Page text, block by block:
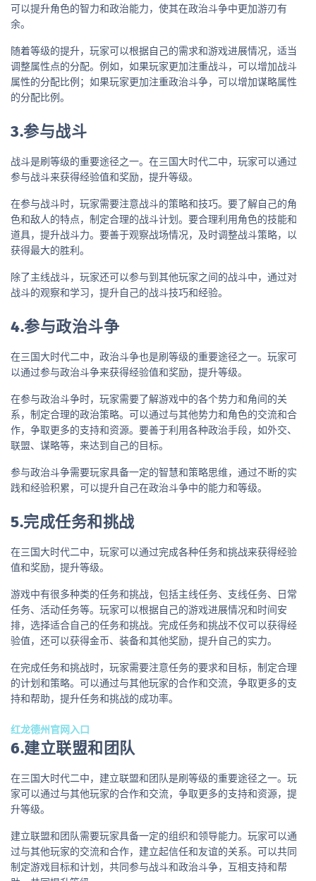
可以提升角色的智力和政治能力，使其在政治斗争中更加游刃有
余。
随着等级的提升，玩家可以根据自己的需求和游戏进展情况，适当
调整属性点的分配。例如，如果玩家更加注重战斗，可以增加战斗
属性的分配比例；如果玩家更加注重政治斗争，可以增加谋略属性
的分配比例。
3.参与战斗
战斗是刷等级的重要途径之一。在三国大时代二中，玩家可以通过
参与战斗来获得经验值和奖励，提升等级。
在参与战斗时，玩家需要注意战斗的策略和技巧。要了解自己的角
色和敌人的特点，制定合理的战斗计划。要合理利用角色的技能和
道具，提升战斗力。要善于观察战场情况，及时调整战斗策略，以
获得最大的胜利。
除了主线战斗，玩家还可以参与到其他玩家之间的战斗中，通过对
战斗的观察和学习，提升自己的战斗技巧和经验。
4.参与政治斗争
在三国大时代二中，政治斗争也是刷等级的重要途径之一。玩家可
以通过参与政治斗争来获得经验值和奖励，提升等级。
在参与政治斗争时，玩家需要了解游戏中的各个势力和角间的关
系，制定合理的政治策略。可以通过与其他势力和角色的交流和合
作，争取更多的支持和资源。要善于利用各种政治手段，如外交、
联盟、谋略等，来达到自己的目标。
参与政治斗争需要玩家具备一定的智慧和策略思维，通过不断的实
践和经验积累，可以提升自己在政治斗争中的能力和等级。
5.完成任务和挑战
在三国大时代二中，玩家可以通过完成各种任务和挑战来获得经验
值和奖励，提升等级。
游戏中有很多种类的任务和挑战，包括主线任务、支线任务、日常
任务、活动任务等。玩家可以根据自己的游戏进展情况和时间安
排，选择适合自己的任务和挑战。完成任务和挑战不仅可以获得经
验值，还可以获得金币、装备和其他奖励，提升自己的实力。
在完成任务和挑战时，玩家需要注意任务的要求和目标，制定合理
的计划和策略。可以通过与其他玩家的合作和交流，争取更多的支
持和帮助，提升任务和挑战的成功率。
红龙德州官网入口
6.建立联盟和团队
在三国大时代二中，建立联盟和团队是刷等级的重要途径之一。玩
家可以通过与其他玩家的合作和交流，争取更多的支持和资源，提
升等级。
建立联盟和团队需要玩家具备一定的组织和领导能力。玩家可以通
过与其他玩家的交流和合作，建立起信任和友谊的关系。可以共同
制定游戏目标和计划，共同参与战斗和政治斗争，互相支持和帮